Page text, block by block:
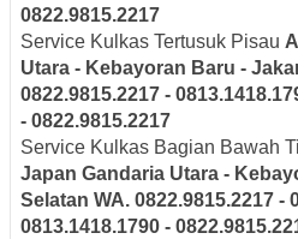
0822.9815.2217
Service Kulkas Tertusuk Pisau
Utara - Kebayoran Baru -
0822.9815.2217 -
- 0822.9815.2217
Service Kulkas Bagian Bawah
Japan Gandaria Utara -
Selatan WA. 0822.9815.2217 -
0813.1418.1790 -